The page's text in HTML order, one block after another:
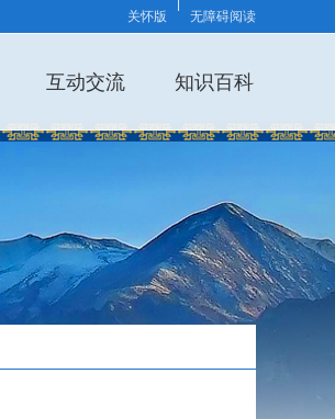
无障碍阅读
关怀版
互动交流 知识百科